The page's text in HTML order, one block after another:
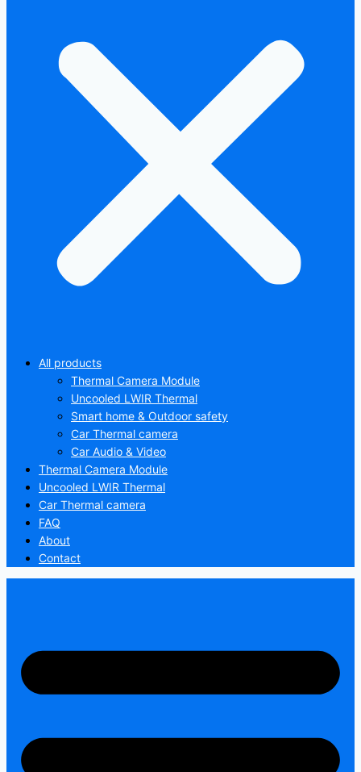
All products
Thermal Camera Module
Uncooled LWIR Thermal
Smart home & Outdoor safety
Car Thermal camera
Car Audio & Video
Thermal Camera Module
Uncooled LWIR Thermal
Car Thermal camera
FAQ
About
Contact